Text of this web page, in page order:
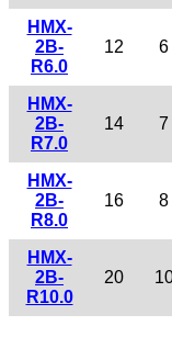
HMX-
2B-
R6.0
12 6
HMX-
2B-
R7.0
14 7
HMX-
2B-
R8.0
16 8
HMX-
2B-
R10.0
20